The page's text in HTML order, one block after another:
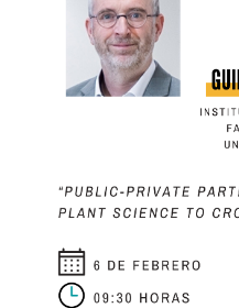
COMUNICACIÓN
CONTACTO